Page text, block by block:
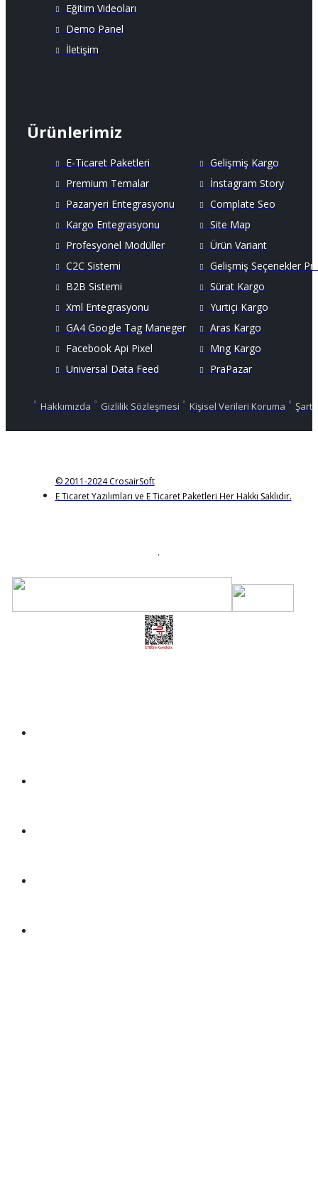
Eğitim Videoları
Demo Panel
İletişim
Ürünlerimiz
E-Ticaret Paketleri
Premium Temalar
Pazaryeri Entegrasyonu
Kargo Entegrasyonu
Profesyonel Modüller
C2C Sistemi
B2B Sistemi
Xml Entegrasyonu
GA4 Google Tag Maneger
Facebook Api Pixel
Universal Data Feed
Gelişmiş Kargo
İnstagram Story
Complate Seo
Site Map
Ürün Variant
Gelişmiş Seçenekler
Sürat Kargo
Yurtiçi Kargo
Aras Kargo
Mng Kargo
PraPazar
Hakkımızda Gizlilik Sözleşmesi Kişisel Verileri Koruma
© 2011-2024 CrosairSoft
E Ticaret Yazılımları ve E Ticaret Paketleri Her Hakkı Saklıdır.
.